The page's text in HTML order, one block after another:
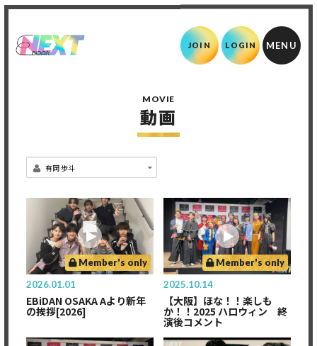
JOIN LOGIN
MOVIE
動画
Member's only
2026.01.01
EBiDAN OSAKA Aより新年
の挨拶[2026]
Member's only
2025.10.14
【大阪】ほな！！楽しも
か！！2025 ハロウィン 終
演後コメント